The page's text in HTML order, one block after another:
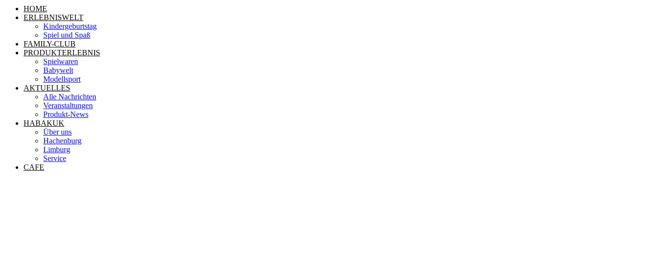
HOME
ERLEBNISWELT
Kindergeburtstag
Spiel und Spaß
FAMILY-CLUB
PRODUKTERLEBNIS
Spielwaren
Babywelt
Modellsport
AKTUELLES
Alle Nachrichten
Veranstaltungen
Produkt-News
HABAKUK
Über uns
Hachenburg
Limburg
Service
CAFE